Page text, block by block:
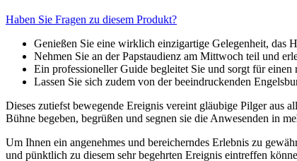
Haben Sie Fragen zu diesem Produkt?
Genießen Sie eine wirklich einzigartige Gelegenheit, das
Nehmen Sie an der Papstaudienz am Mittwoch teil und
Ein professioneller Guide begleitet Sie und sorgt für
Lassen Sie sich zudem von der beeindruckenden
Dieses zutiefst bewegende Ereignis vereint gläubige Pilger aus
Bühne begeben, begrüßen und segnen sie die Anwesenden in
Um Ihnen ein angenehmes und bereicherndes Erlebnis zu
und pünktlich zu diesem sehr begehrten Ereignis eintreffen